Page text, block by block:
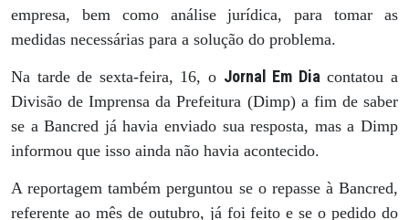
empresa, bem como análise jurídica, para tomar as
medidas necessárias para a solução do problema.
Na tarde de sexta-feira, 16, o Jornal Em Diacontatou a
Divisão de Imprensa da Prefeitura (Dimp) a fim de saber
se a Bancred já havia enviado sua resposta, mas a Dimp
informou que isso ainda não havia acontecido.
A reportagem também perguntou se o repasse à Bancred,
referente ao mês de outubro, já foi feito e se o pedido do